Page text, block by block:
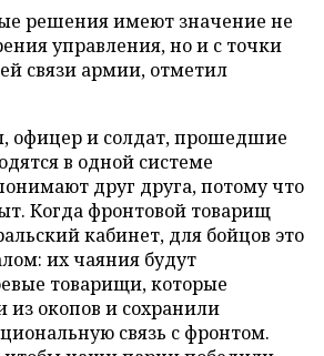
решения имеют значение не
управления, но и с точки
связи армии, отметил
офицер и солдат, прошедшие
в одной системе
друг друга, потому что
Когда фронтовой товарищ
кабинет, для бойцов это
их чаяния будут
товарищи, которые
окопов и сохранили
связь с фронтом.